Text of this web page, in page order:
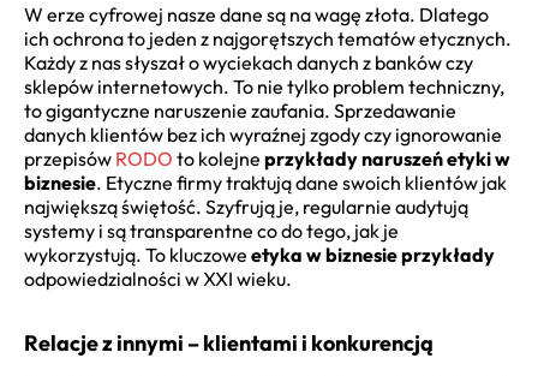
W erze cyfrowej nasze dane są na wagę złota. Dlatego
ich ochrona to jeden z najgorętszych tematów etycznych.
Każdy z nas słyszał o wyciekach danych z banków czy
sklepów internetowych. To nie tylko problem techniczny,
to gigantyczne naruszenie zaufania. Sprzedawanie
danych klientów bez ich wyraźnej zgody czy ignorowanie
przepisów RODO to kolejne przykłady naruszeń etyki w
biznesie. Etyczne firmy traktują dane swoich klientów jak
największą świętość. Szyfrują je, regularnie audytują
systemy i są transparentne co do tego, jak je
wykorzystują. To kluczowe etyka w biznesie przykłady
odpowiedzialności w XXI wieku.
Relacje z innymi – klientami i konkurencją